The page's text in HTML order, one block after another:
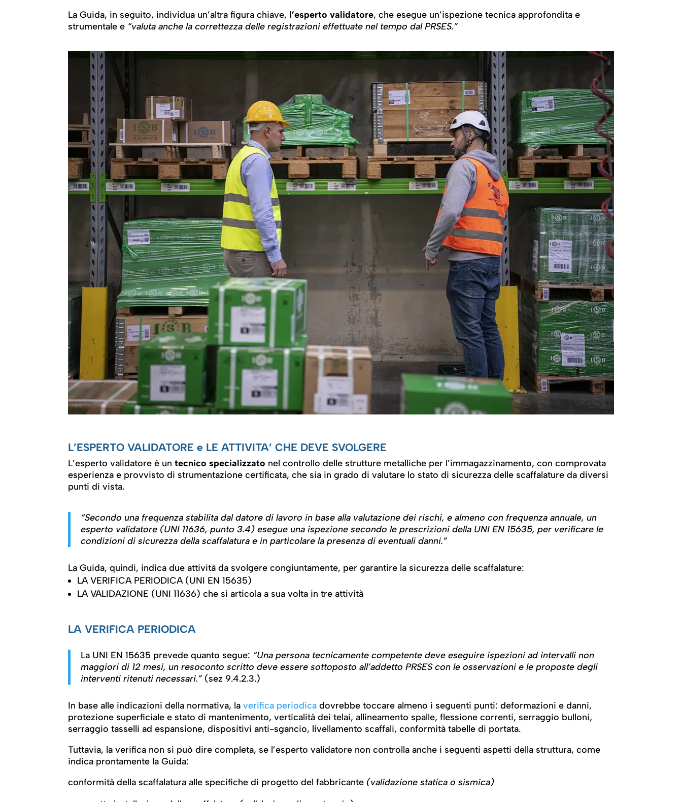
La Guida, in seguito, individua un’altra figura chiave, l’esperto validatore, che esegue un’ispezione tecnica approfondita e
strumentale e “valuta anche la correttezza delle registrazioni effettuate nel tempo dal PRSES.”
L’ESPERTO VALIDATORE e LE ATTIVITA’ CHE DEVE SVOLGERE
L’esperto validatore è untecnico specializzato nel controllo delle strutture metalliche per l’immagazzinamento, con comprovata
esperienza e provvisto di strumentazione certificata, che sia in grado di valutare lo stato di sicurezza delle scaffalature da diversi
punti di vista.
“Secondo una frequenza stabilita dal datore di lavoro in base alla valutazione dei rischi, e almeno con frequenza annuale, un
esperto validatore (UNI 11636, punto 3.4) esegue una ispezione secondo le prescrizioni della UNI EN 15635, per verificare le
condizioni di sicurezza della scaffalatura e in particolare la presenza di eventuali danni.”
La Guida, quindi, indica due attività da svolgere congiuntamente, per garantire la sicurezza delle scaffalature:
LA VERIFICA PERIODICA (UNI EN 15635)
LA VALIDAZIONE (UNI 11636) che si articola a sua volta in tre attività
LA VERIFICA PERIODICA
La UNI EN 15635 prevede quanto segue: “Una persona tecnicamente competente deve eseguire ispezioni ad intervalli non
maggiori di 12 mesi, un resoconto scritto deve essere sottoposto all’addetto PRSES con le osservazioni e le proposte degli
interventi ritenuti necessari.” (sez 9.4.2.3.)
In base alle indicazioni della normativa, laverifica periodica dovrebbe toccare almeno i seguenti punti: deformazioni e danni,
protezione superficiale e stato di mantenimento, verticalità dei telai, allineamento spalle, flessione correnti, serraggio bulloni,
serraggio tasselli ad espansione, dispositivi anti-sgancio, livellamento scaffali, conformità tabelle di portata.
Tuttavia, la verifica non si può dire completa, se l’esperto validatore non controlla anche i seguenti aspetti della struttura, come
indica prontamente la Guida:
conformità della scaffalatura alle specifiche di progetto del fabbricante (validazione statica o sismica)